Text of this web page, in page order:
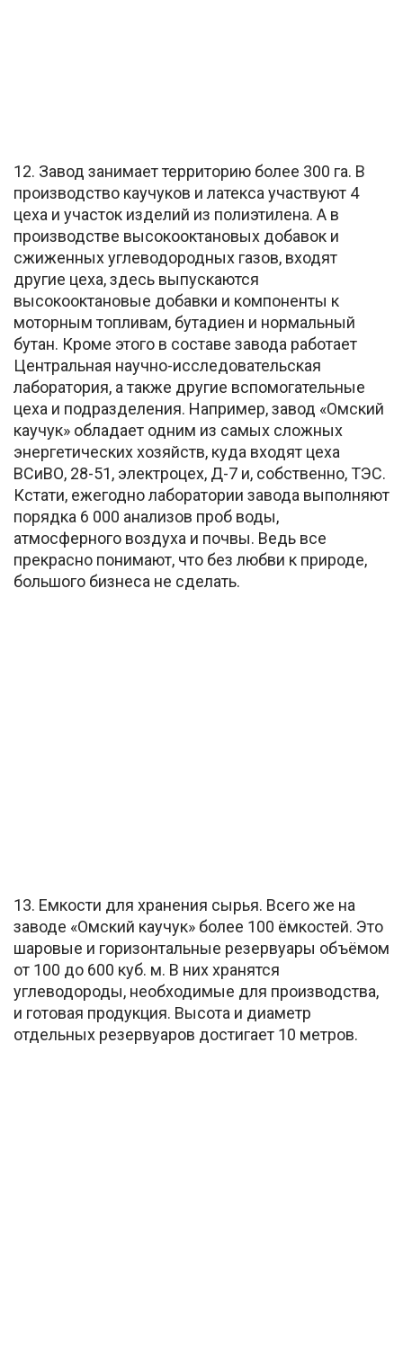
12. Завод занимает территорию более 300 га. В
производство каучуков и латекса участвуют 4
цеха и участок изделий из полиэтилена. А в
производстве высокооктановых добавок и
сжиженных углеводородных газов, входят
другие цеха, здесь выпускаются
высокооктановые добавки и компоненты к
моторным топливам, бутадиен и нормальный
бутан. Кроме этого в составе завода работает
Центральная научно-исследовательская
лаборатория, а также другие вспомогательные
цеха и подразделения. Например, завод «Омский
каучук» обладает одним из самых сложных
энергетических хозяйств, куда входят цеха
ВСиВО, 28-51, электроцех, Д-7 и, собственно, ТЭС.
Кстати, ежегодно лаборатории завода выполняют
порядка 6 000 анализов проб воды,
атмосферного воздуха и почвы. Ведь все
прекрасно понимают, что без любви к природе,
большого бизнеса не сделать.
13. Емкости для хранения сырья. Всего же на
заводе «Омский каучук» более 100 ёмкостей. Это
шаровые и горизонтальные резервуары объёмом
от 100 до 600 куб. м. В них хранятся
углеводороды, необходимые для производства,
и готовая продукция. Высота и диаметр
отдельных резервуаров достигает 10 метров.